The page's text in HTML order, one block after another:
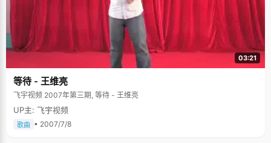
03:21
等待 - 王维亮
飞宇视频 2007年第三期, 等待 - 王维亮
UP主: 飞宇视频
歌曲 • 2007/7/8